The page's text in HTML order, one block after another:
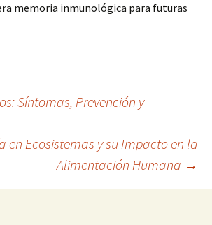
memoria inmunológica para futuras
Síntomas, Prevención y
en Ecosistemas y su Impacto en la
Alimentación Humana →